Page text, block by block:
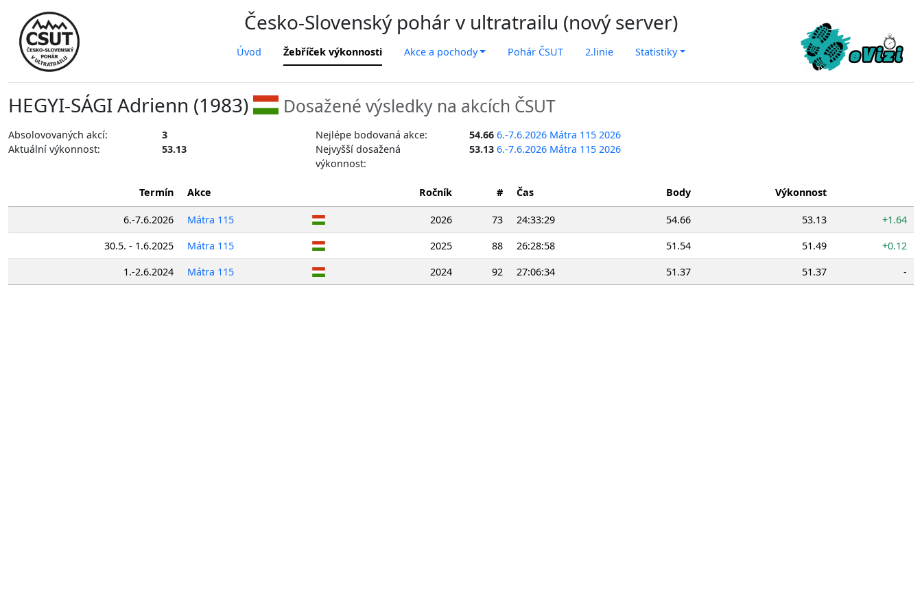
Česko-Slovenský pohár v ultratrailu (nový server)
Úvod Žebříček výkonnosti Akce a pochody Pohár ČSUT 2.linie Statistiky
HEGYI-SÁGI Adrienn (1983) Dosažené výsledky na akcích ČSUT
Absolovovaných akcí: 3 Nejlépe bodovaná akce: 54.66 6.-7.6.2026 Mátra 115 2026
Aktuální výkonnost:
53.13
Nejvyšší dosažená
výkonnost:
53.13 6.-7.6.2026 Mátra 115 2026
Termín Akce Ročník # Čas Body Výkonnost
6.-7.6.2026 Mátra 115 2026 73 24:33:29 54.66 53.13
+1.64
30.5. - 1.6.2025
Mátra 115 2025 88 26:28:58 51.54 51.49
+0.12
1.-2.6.2024
Mátra 115 2024 92 27:06:34 51.37 51.37 -